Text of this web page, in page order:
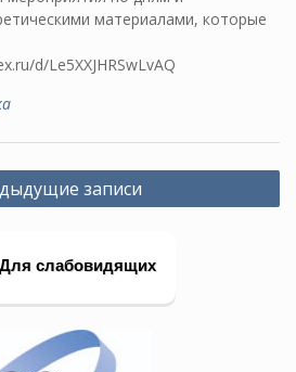
материалами, которые
d/Le5XXJHRSwLvAQ
записи
Для слабовидящих